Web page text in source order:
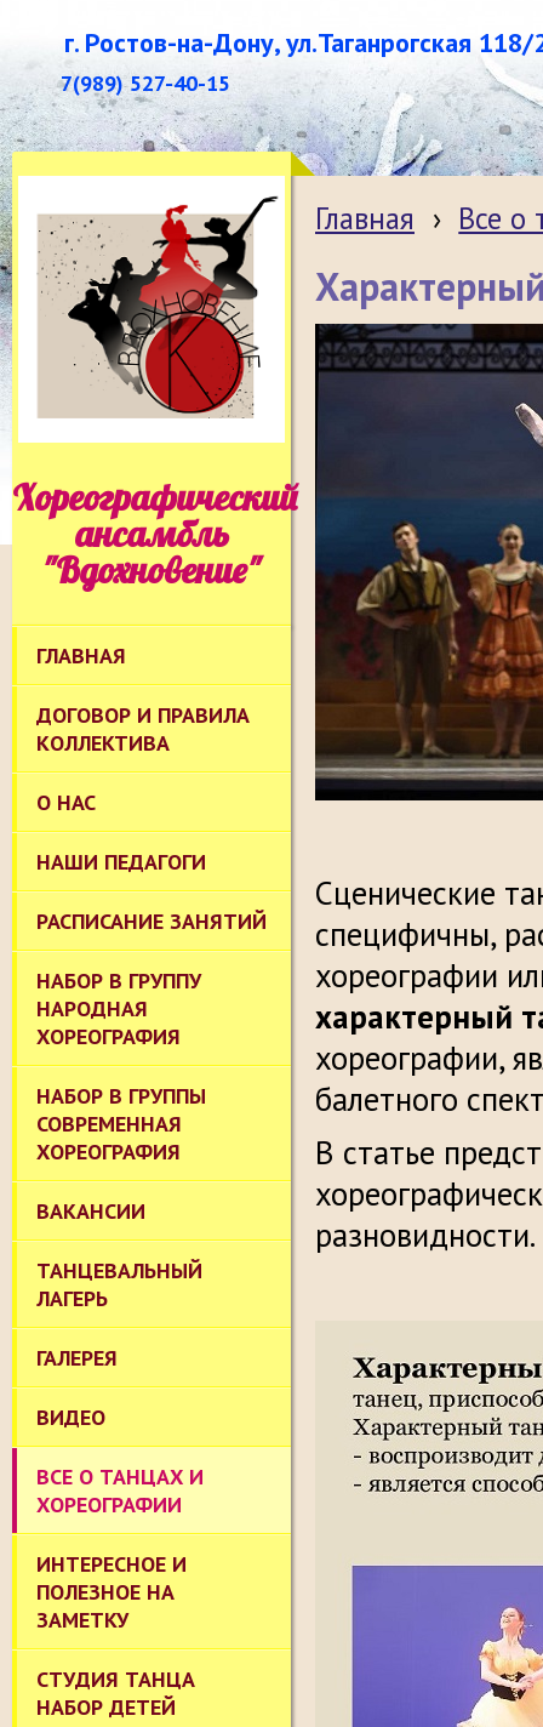
г. Ростов-на-Дону, ул.Таганрогская 118/
7(989) 527-40-15
Хореографический
ансамбль
"Вдохновение"
ГЛАВНАЯ
ДОГОВОР И ПРАВИЛА
КОЛЛЕКТИВА
О НАС
НАШИ ПЕДАГОГИ
РАСПИСАНИЕ ЗАНЯТИЙ
НАБОР В ГРУППУ
НАРОДНАЯ
ХОРЕОГРАФИЯ
НАБОР В ГРУППЫ
СОВРЕМЕННАЯ
ХОРЕОГРАФИЯ
ВАКАНСИИ
ТАНЦЕВАЛЬНЫЙ
ЛАГЕРЬ
ГАЛЕРЕЯ
ВИДЕО
ВСЕ О ТАНЦАХ И
ХОРЕОГРАФИИ
ИНТЕРЕСНОЕ И
ПОЛЕЗНОЕ НА
ЗАМЕТКУ
СТУДИЯ ТАНЦА
НАБОР ДЕТЕЙ
Главная › Все о
Сценические
специфичны,
хореографии
характерный
хореографии,
балетного
В статье
разновидности.